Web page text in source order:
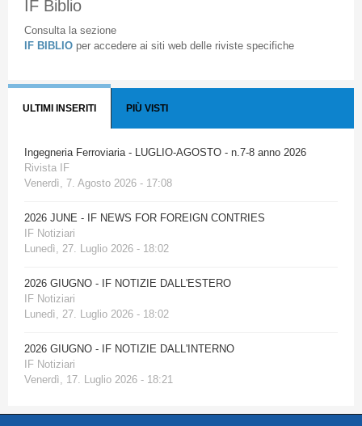
IF Biblio
Consulta la sezione
IF BIBLIO per accedere ai siti web delle riviste specifiche
ULTIMI INSERITI PIÙ VISTI
Ingegneria Ferroviaria - LUGLIO-AGOSTO - n.7-8 anno 2026
Rivista IF
Venerdì, 7. Agosto 2026 - 17:08
2026 JUNE - IF NEWS FOR FOREIGN CONTRIES
IF Notiziari
Lunedì, 27. Luglio 2026 - 18:02
2026 GIUGNO - IF NOTIZIE DALL'ESTERO
IF Notiziari
Lunedì, 27. Luglio 2026 - 18:02
2026 GIUGNO - IF NOTIZIE DALL'INTERNO
IF Notiziari
Venerdì, 17. Luglio 2026 - 18:21